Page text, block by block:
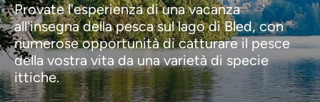
Provate l'esperienza di una vacanza
all'insegna della pesca sul lago di Bled, con
numerose opportunità di catturare il pesce
della vostra vita da una varietà di specie
ittiche.